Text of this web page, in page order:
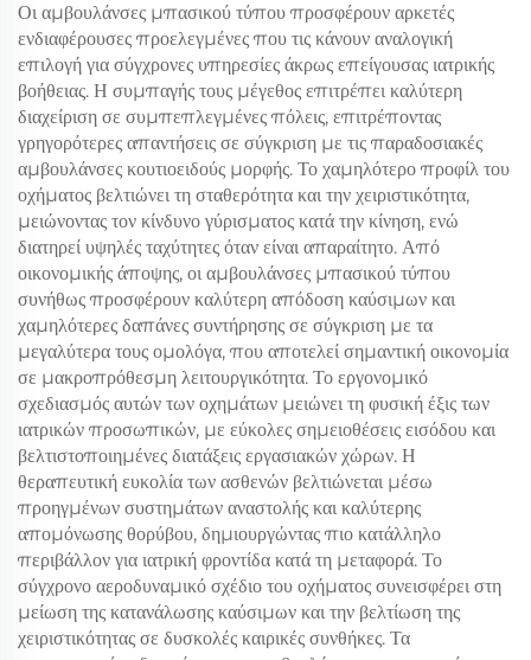
Οι αμβουλάνσες μπασικού τύπου προσφέρουν αρκετές
ενδιαφέρουσες προελεγμένες που τις κάνουν αναλογική
επιλογή για σύγχρονες υπηρεσίες άκρως επείγουσας ιατρικής
βοήθειας. Η συμπαγής τους μέγεθος επιτρέπει καλύτερη
διαχείριση σε συμπεπλεγμένες πόλεις, επιτρέποντας
γρηγορότερες απαντήσεις σε σύγκριση με τις παραδοσιακές
αμβουλάνσες κουτιοειδούς μορφής. Το χαμηλότερο προφίλ του
οχήματος βελτιώνει τη σταθερότητα και την χειριστικότητα,
μειώνοντας τον κίνδυνο γύρισματος κατά την κίνηση, ενώ
διατηρεί υψηλές ταχύτητες όταν είναι απαραίτητο. Από
οικονομικής άποψης, οι αμβουλάνσες μπασικού τύπου
συνήθως προσφέρουν καλύτερη απόδοση καύσιμων και
χαμηλότερες δαπάνες συντήρησης σε σύγκριση με τα
μεγαλύτερα τους ομολόγα, που αποτελεί σημαντική οικονομία
σε μακροπρόθεσμη λειτουργικότητα. Το εργονομικό
σχεδιασμός αυτών των οχημάτων μειώνει τη φυσική έξις των
ιατρικών προσωπικών, με εύκολες σημειοθέσεις εισόδου και
βελτιστοποιημένες διατάξεις εργασιακών χώρων. Η
θεραπευτική ευκολία των ασθενών βελτιώνεται μέσω
προηγμένων συστημάτων αναστολής και καλύτερης
απομόνωσης θορύβου, δημιουργώντας πιο κατάλληλο
περιβάλλον για ιατρική φροντίδα κατά τη μεταφορά. Το
σύγχρονο αεροδυναμικό σχέδιο του οχήματος συνεισφέρει στη
μείωση της κατανάλωσης καύσιμων και την βελτίωση της
χειριστικότητας σε δυσκολές καιρικές συνθήκες. Τα